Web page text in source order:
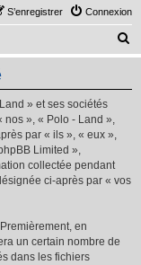
Connexion
S’enregistrer
e
» et ses sociétés
nos », « Polo - Land »,
par « ils », « eux »,
Limited »,
collectée pendant
ci-après par « vos
en
un certain nombre de
dans les fichiers